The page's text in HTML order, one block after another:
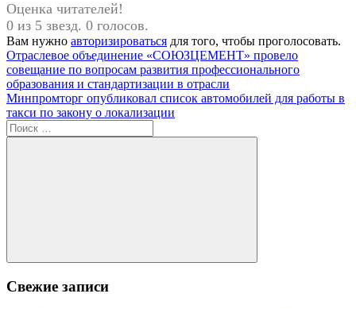
Оценка читателей!
0 из 5 звезд. 0 голосов.
Вам нужно авторизироваться для того, чтобы проголосовать.
Навигация
по
записям
Предыдущая
запись:
Отраслевое объединение «СОЮЗЦЕМЕНТ» провело
совещание по вопросам развития профессионального
образования и стандартизации в отрасли
Следующая
запись:
Минпромторг опубликовал список автомобилей для работы в
такси по закону о локализации
Поиск
для:
Поиск
Свежие записи